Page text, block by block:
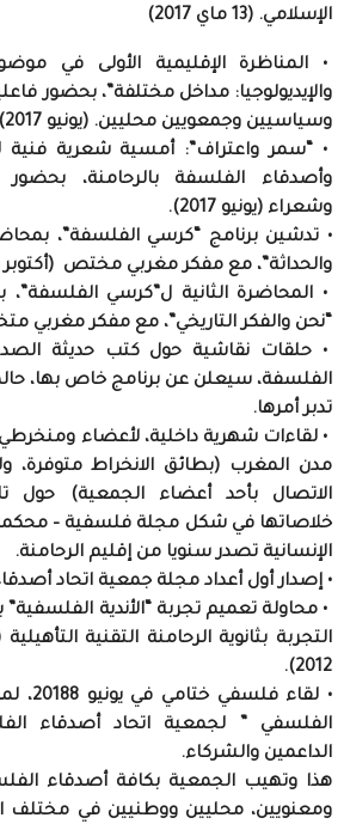
الإسلامي. (13 ماي 2017)
• المناظرة الإقليمية الأولى في
والإيديولوجيا: مداخل مختلفة”، بحضور
وسياسيين وجمعويين محليين. (يونيو 2017).
• “سمر واعتراف”: أمسية شعرية فنية
وأصدقاء الفلسفة بالرحامنة،
وشعراء (يونيو 2017).
• تدشين برنامج “كرسي الفلسفة”،
والحداثة”، مع مفكر مغربي مختص (أكتوبر 2017).
• المحاضرة الثانية ل”كرسي
“نحن والفكر التاريخي”، مع مفكر مغربي
• حلقات نقاشية حول كتب حديثة
الفلسفة، سيعلن عن برنامج خاص بها،
تدبر أمرها.
• لقاءات شهرية داخلية، لأعضاء
مدن المغرب (بطائق الانخراط متوفرة،
الاتصال بأحد أعضاء الجمعية) حول
خلاصاتها في شكل مجلة فلسفية –
الإنسانية تصدر سنويا من إقليم الرحامنة.
• إصدار أول أعداد مجلة جمعية اتحاد أصدقاء
• محاولة تعميم تجربة “الأندية الفلسفية”
التجربة بثانوية الرحامنة التقنية
2012).
• لقاء
الفلسفي ” لجمعية اتحاد أصدقاء
الداعمين والشركاء.
هذا وتهيب الجمعية بكافة أصدقاء
ومعنويين، محليين ووطنيين في مختلف